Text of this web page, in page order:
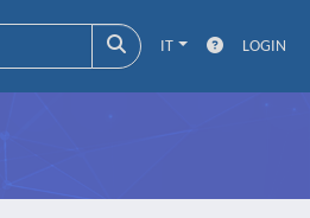
IT LOGIN